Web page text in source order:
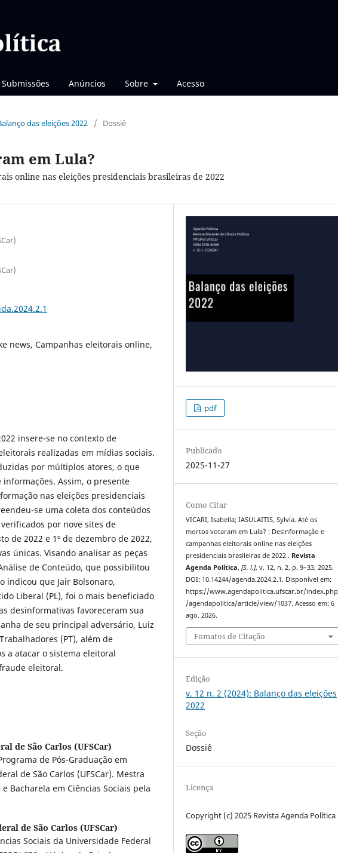
Submissões Anúncios Sobre Acesso
das eleições 2022 / Dossiê
em Lula?
online nas eleições presidenciais brasileiras de 2022
news, Campanhas eleitorais online,
insere-se no contexto de
realizadas em mídias sociais.
por múltiplos atores, o que
Assim, o presente
nas eleições presidenciais
se uma coleta dos conteúdos
por nove sites de
de 2022 e 1º de dezembro de 2022,
únicas. Visando analisar as peças
de Conteúdo, que possibilitou
indicou que Jair Bolsonaro,
Liberal (PL), foi o mais beneficiado
desinformativas favoreceram sua
de seu principal adversário, Luiz
(PT), além de
a atacar o sistema eleitoral
eleitoral.
de São Carlos (UFSCar)
de Pós-Graduação em
de São Carlos (UFSCar). Mestra
Bacharela em Ciências Sociais pela
de São Carlos (UFSCar)
Sociais da Universidade Federal
pdf
Publicado
2025-11-27
Como Citar
VICARI, Isabella; IASULAITIS, Sylvia. Até os
mortos votaram em Lula? : Desinformação e
campanhas eleitorais online nas eleições
presidenciais brasileiras de 2022 . Revista
Agenda Política,[S. l.], v. 12, n. 2, p. 9–33, 2025.
DOI: 10.14244/agenda.2024.2.1. Disponível em:
https://www.agendapolitica.ufscar.br/index.php
/agendapolitica/article/view/1037. Acesso em: 6
ago. 2026.
Fomatos de Citação
Edição
v. 12 n. 2 (2024): Balanço das eleições
2022
Seção
Dossiê
Licença
Copyright (c) 2025 Revista Agenda Política